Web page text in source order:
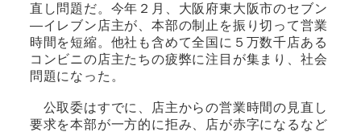
直し問題だ。今年２月、大阪府東大阪市のセブン
―イレブン店主が、本部の制止を振り切って営業
時間を短縮。他社も含めて全国に５万数千店ある
コンビニの店主たちの疲弊に注目が集まり、社会
問題になった。
公取委はすでに、店主からの営業時間の見直し
要求を本部が一方的に拒み、店が赤字になるなど